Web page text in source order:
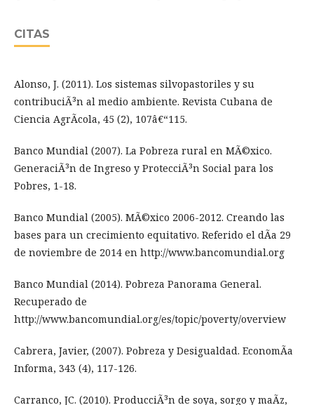
CITAS
Alonso, J. (2011). Los sistemas silvopastoriles y su
contribuciÃ³n al medio ambiente. Revista Cubana de
Ciencia AgrÃ­cola, 45 (2), 107â€“115.
Banco Mundial (2007). La Pobreza rural en MÃ©xico.
GeneraciÃ³n de Ingreso y ProtecciÃ³n Social para los
Pobres, 1-18.
Banco Mundial (2005). MÃ©xico 2006-2012. Creando las
bases para un crecimiento equitativo. Referido el dÃ­a 29
de noviembre de 2014 en http://www.bancomundial.org
Banco Mundial (2014). Pobreza Panorama General.
Recuperado de
http://www.bancomundial.org/es/topic/poverty/overview
Cabrera, Javier, (2007). Pobreza y Desigualdad. EconomÃ­a
Informa, 343 (4), 117-126.
Carranco, JC. (2010). ProducciÃ³n de soya, sorgo y maÃ­z,